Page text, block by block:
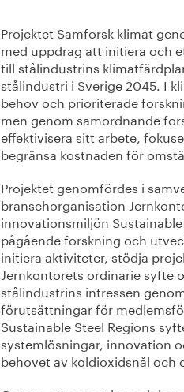
Projektet Samforsk klimat
med uppdrag att initiera och
till stålindustrins
stålindustri i Sverige 2045. I
behov och prioriterade
men genom samordnande
effektivisera sitt arbete,
begränsa kostnaden för
Projektet genomfördes i
branschorganisation
innovationsmiljön
pågående forskning och
initiera aktiviteter, stödja
Jernkontorets ordinarie syfte
stålindustrins intressen
förutsättningar för
Sustainable Steel Regions
systemlösningar, innovation
behovet av koldioxidsnål och